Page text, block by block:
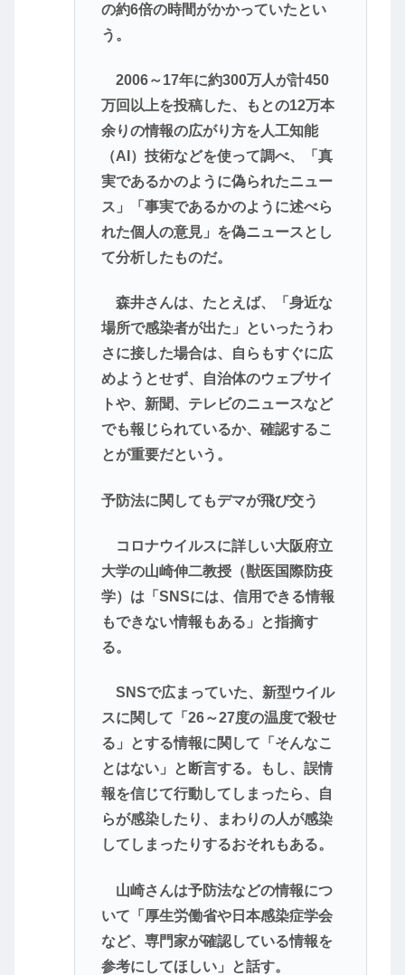
の約6倍の時間がかかっていたとい
う。
2006～17年に約300万人が計450
万回以上を投稿した、もとの12万本
余りの情報の広がり方を人工知能
（AI）技術などを使って調べ、「真
実であるかのように偽られたニュー
ス」「事実であるかのように述べら
れた個人の意見」を偽ニュースとし
て分析したものだ。
森井さんは、たとえば、「身近な
場所で感染者が出た」といったうわ
さに接した場合は、自らもすぐに広
めようとせず、自治体のウェブサイ
トや、新聞、テレビのニュースなど
でも報じられているか、確認するこ
とが重要だという。
予防法に関してもデマが飛び交う
コロナウイルスに詳しい大阪府立
大学の山崎伸二教授（獣医国際防疫
学）は「SNSには、信用できる情報
もできない情報もある」と指摘す
る。
SNSで広まっていた、新型ウイル
スに関して「26～27度の温度で殺せ
る」とする情報に関して「そんなこ
とはない」と断言する。もし、誤情
報を信じて行動してしまったら、自
らが感染したり、まわりの人が感染
してしまったりするおそれもある。
山崎さんは予防法などの情報につ
いて「厚生労働省や日本感染症学会
など、専門家が確認している情報を
参考にしてほしい」と話す。